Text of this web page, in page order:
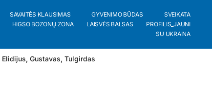
SAVAITĖS KLAUSIMAS GYVENIMO BŪDAS
SVEIKATA
HIGSO BOZONŲ ZONA LAISVĖS BALSAS
PROFILIS_JAUNI
SU UKRAINA
Elidijus, Gustavas, Tulgirdas